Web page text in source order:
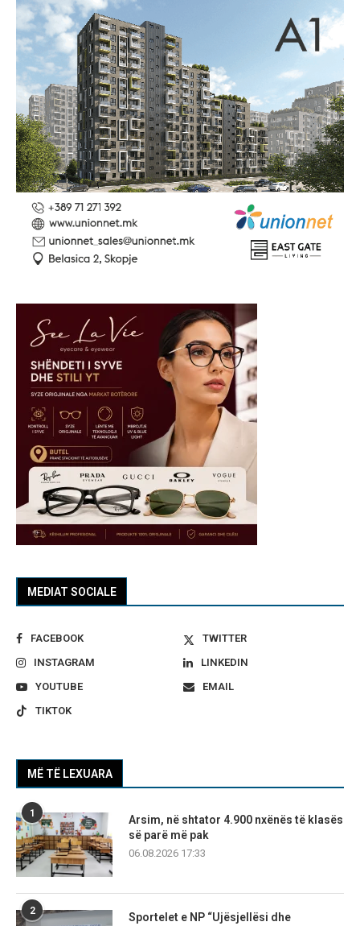
MEDIAT SOCIALE
FACEBOOK
TWITTER
INSTAGRAM
LINKEDIN
YOUTUBE
EMAIL
TIKTOK
MË TË LEXUARA
1
Arsim, në shtator 4.900 nxënës të klasës
së parë më pak
06.08.2026 17:33
2
Sportelet e NP “Ujësjellësi dhe